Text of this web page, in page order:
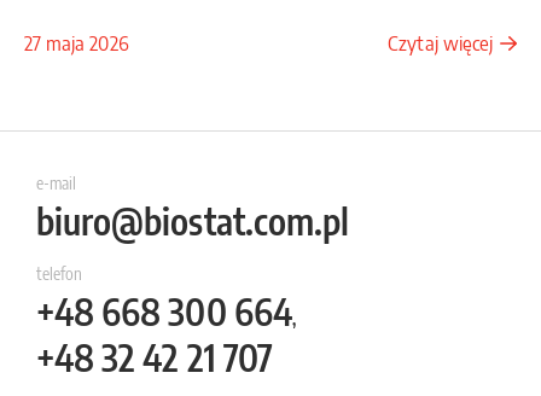
27 maja 2026 Czytaj więcej
e-mail
biuro@biostat.com.pl
telefon
+48 668 300 664,
+4832 42 21 707